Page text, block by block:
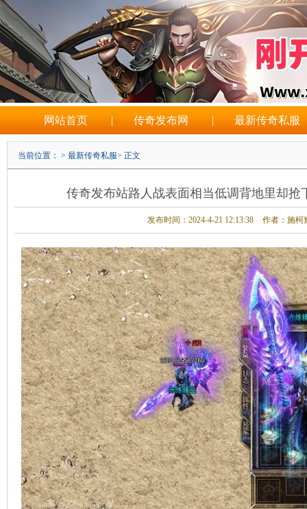
网站首页 | 传奇发布网 | 最新传奇私服
当前位置： > 最新传奇私服> 正文
传奇发布站路人战表面相当低调背地里却抢
发布时间：2024-4-21 12:13:38 作者：施柯